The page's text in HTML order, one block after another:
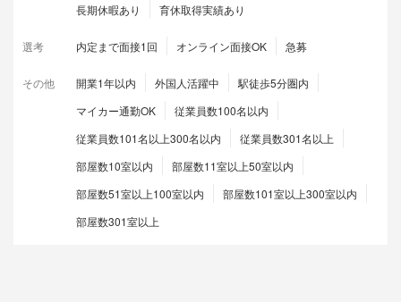
長期休暇あり
育休取得実績あり
選考 内定まで面接1回 オンライン面接OK 急募
その他 開業1年以内 外国人活躍中
駅徒歩5分圏内
マイカー通勤OK
従業員数100名以内
従業員数101名以上300名以内
従業員数301名以上
部屋数10室以内
部屋数11室以上50室以内
部屋数51室以上100室以内
部屋数101室以上300室以内
部屋数301室以上